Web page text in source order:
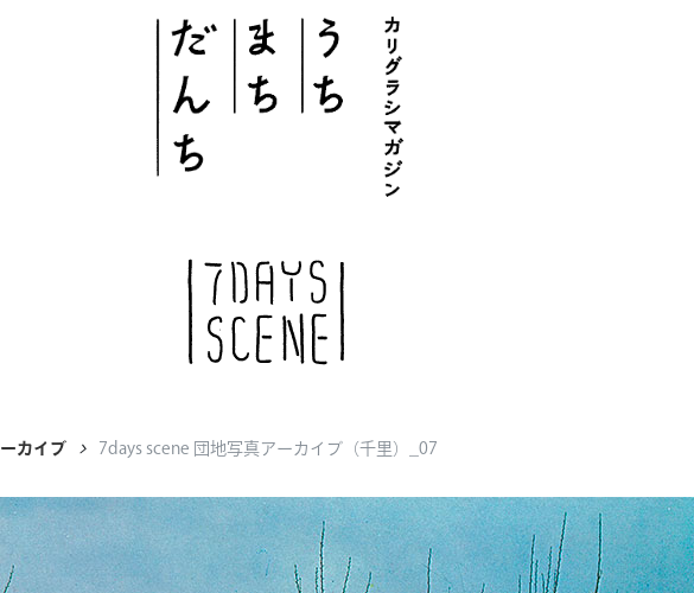
このサイトについて
# うち
# まち
特集
連載
カイブ 7days scene 団地写真アーカイブ（千里）_07